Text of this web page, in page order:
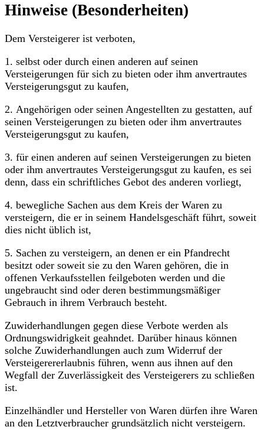
Hinweise (Besonderheiten)
Dem Versteigerer ist verboten,
1. selbst oder durch einen anderen auf seinen
Versteigerungen für sich zu bieten oder ihm anvertrautes
Versteigerungsgut zu kaufen,
2. Angehörigen oder seinen Angestellten zu gestatten, auf
seinen Versteigerungen zu bieten oder ihm anvertrautes
Versteigerungsgut zu kaufen,
3. für einen anderen auf seinen Versteigerungen zu bieten
oder ihm anvertrautes Versteigerungsgut zu kaufen, es sei
denn, dass ein schriftliches Gebot des anderen vorliegt,
4. bewegliche Sachen aus dem Kreis der Waren zu
versteigern, die er in seinem Handelsgeschäft führt, soweit
dies nicht üblich ist,
5. Sachen zu versteigern, an denen er ein Pfandrecht
besitzt oder soweit sie zu den Waren gehören, die in
offenen Verkaufsstellen feilgeboten werden und die
ungebraucht sind oder deren bestimmungsmäßiger
Gebrauch in ihrem Verbrauch besteht.
Zuwiderhandlungen gegen diese Verbote werden als
Ordnungswidrigkeit geahndet. Darüber hinaus können
solche Zuwiderhandlungen auch zum Widerruf der
Versteigerererlaubnis führen, wenn aus ihnen auf den
Wegfall der Zuverlässigkeit des Versteigerers zu schließen
ist.
Einzelhändler und Hersteller von Waren dürfen ihre Waren
an den Letztverbraucher grundsätzlich nicht versteigern.